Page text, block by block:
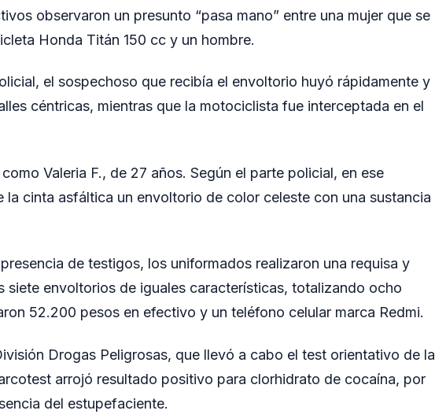
observaron un presunto “pasa mano” entre una mujer que se
Honda Titán 150 cc y un hombre.
el sospechoso que recibía el envoltorio huyó rápidamente y
céntricas, mientras que la motociclista fue interceptada en el
Valeria F., de 27 años. Según el parte policial, en ese
la cinta asfáltica un envoltorio de color celeste con una sustancia
de testigos, los uniformados realizaron una requisa y
siete envoltorios de iguales características, totalizando ocho
52.200 pesos en efectivo y un teléfono celular marca Redmi.
Drogas Peligrosas, que llevó a cabo el test orientativo de la
arrojó resultado positivo para clorhidrato de cocaína, por
del estupefaciente.